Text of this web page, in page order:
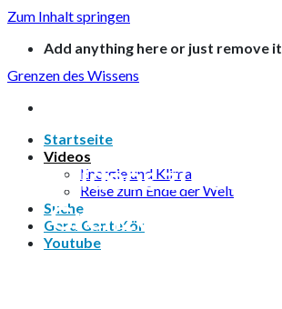
Zum Inhalt springen
Add anything here or just remove
Grenzen des Wissens
Startseite
Videos
Energie und Klima
Reise zum Ende der Welt
Suche
Gerd Ganteför
Youtube
Videos zu
Grenzen des